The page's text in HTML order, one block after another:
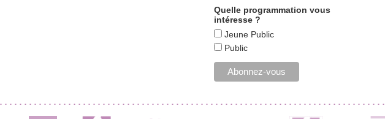
Quelle programmation vous
intéresse ?
Jeune Public
Public